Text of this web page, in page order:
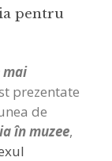
pentru
mai
prezentate
de
în muzee,